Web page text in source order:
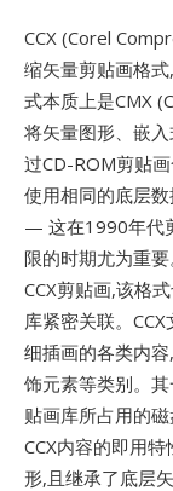
CCX (Corel
缩矢量剪贴画格
式本质上是CMX
将矢量图形、嵌
过CD-ROM剪贴
使用相同的底层
— 这在1990年代
限的时期尤为重
CCX剪贴画,该格
库紧密关联。
细插画的各类内
饰元素等类别。
贴画库所占用的
CCX内容的即用
形,且继承了底层